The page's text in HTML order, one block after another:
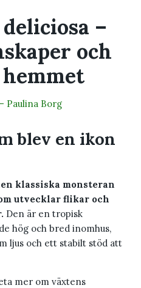
–
och
Paulina Borg
blev en ikon
klassiska monsteran
utvecklar flikar och
Den är en tropisk
hög och bred inomhus,
ljus och ett stabilt stöd att
mer om växtens